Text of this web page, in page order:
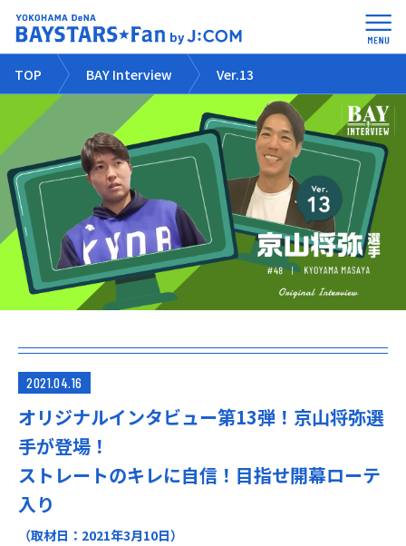
TOP BAY Interview Ver.13
2021.04.16
オリジナルインタビュー第13弾！京山将弥選
手が登場！
ストレートのキレに自信！目指せ開幕ローテ
入り
（取材日：2021年3月10日）